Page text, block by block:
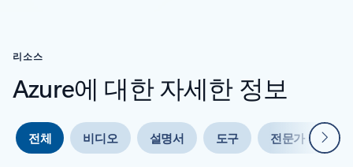
리소스
Azure에 대한 자세한 정보
전체 비디오 설명서 도구 전문가 도움말
다음